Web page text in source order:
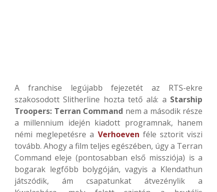
A franchise legújabb fejezetét az RTS-ekre
szakosodott Slitherline hozta tető alá: a Starship
Troopers: Terran Command nem a második része
a millennium idején kiadott programnak, hanem
némi meglepetésre a Verhoeven féle sztorit viszi
tovább. Ahogy a film teljes egészében, úgy a Terran
Command eleje (pontosabban első missziója) is a
bogarak legfőbb bolygóján, vagyis a Klendathun
játszódik, ám csapatunkat átvezénylik a